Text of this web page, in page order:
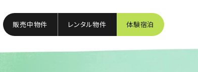
販売中物件 レンタル物件 体験宿泊